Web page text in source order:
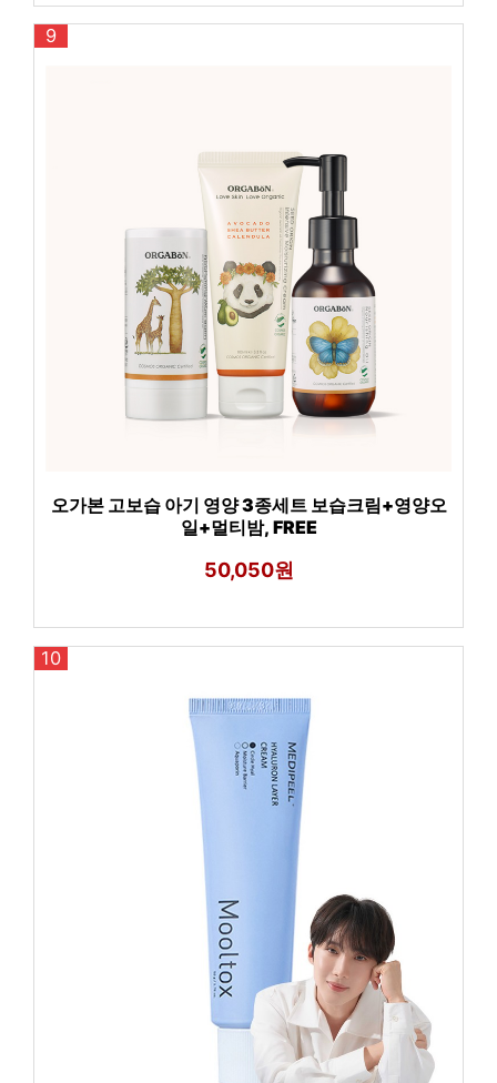
9
오가본 고보습 아기 영양 3종세트 보습크림+영양오
일+멀티밤, FREE
50,050원
10